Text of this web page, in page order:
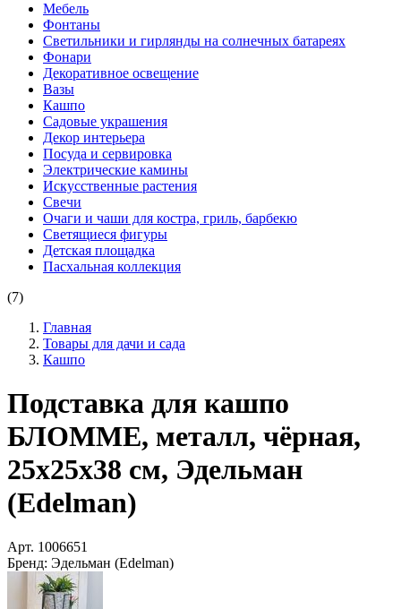
Мебель
Фонтаны
Светильники и гирлянды на солнечных батареях
Фонари
Декоративное освещение
Вазы
Кашпо
Садовые украшения
Декор интерьера
Посуда и сервировка
Электрические камины
Искусственные растения
Свечи
Очаги и чаши для костра, гриль, барбекю
Светящиеся фигуры
Детская площадка
Пасхальная коллекция
(7)
Главная
Товары для дачи и сада
Кашпо
Подставка для кашпо
БЛОММЕ, металл, чёрная,
25х25х38 см, Эдельман
(Edelman)
Арт. 1006651
Бренд: Эдельман (Edelman)